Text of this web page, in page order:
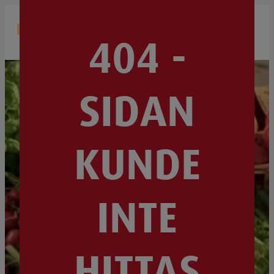
BLI HANDLARE
404 -
SIDAN
KUNDE
INTE